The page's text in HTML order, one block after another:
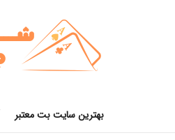
بهترین سایت بت معتبر